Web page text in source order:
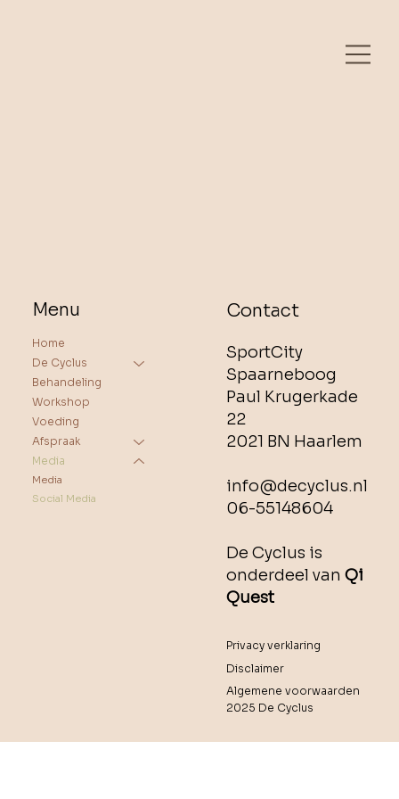
Menu
Home
De Cyclus
Behandeling
Workshop
Voeding
Afspraak
Media
Media
Social Media
Contact
SportCity
Spaarneboog
Paul Krugerkade
22
2021 BN Haarlem
info@decyclus.nl
06-55148604
De Cyclus is
onderdeel van Qi
Quest
Privacy verklaring
Disclaimer
Algemene voorwaarden
2025 De Cyclus